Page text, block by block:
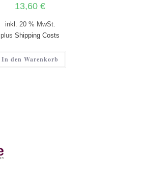
13,60 €
inkl. 20 % MwSt.
plus Shipping Costs
In den Warenkorb